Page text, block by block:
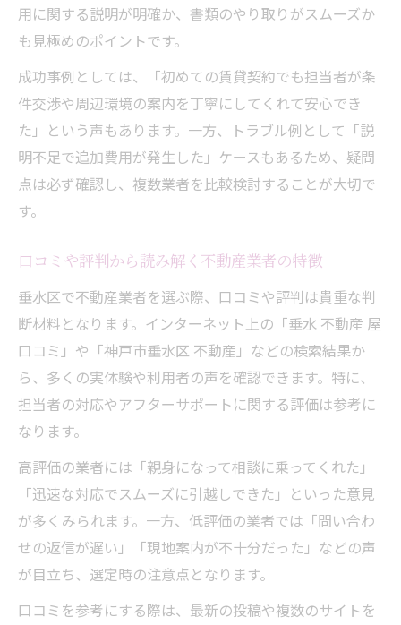
用に関する説明が明確か、書類のやり取りがスムーズか
も見極めのポイントです。
成功事例としては、「初めての賃貸契約でも担当者が条
件交渉や周辺環境の案内を丁寧にしてくれて安心でき
た」という声もあります。一方、トラブル例として「説
明不足で追加費用が発生した」ケースもあるため、疑問
点は必ず確認し、複数業者を比較検討することが大切で
す。
口コミや評判から読み解く不動産業者の特徴
垂水区で不動産業者を選ぶ際、口コミや評判は貴重な判
断材料となります。インターネット上の「垂水 不動産 屋
口コミ」や「神戸市垂水区 不動産」などの検索結果か
ら、多くの実体験や利用者の声を確認できます。特に、
担当者の対応やアフターサポートに関する評価は参考に
なります。
高評価の業者には「親身になって相談に乗ってくれた」
「迅速な対応でスムーズに引越しできた」といった意見
が多くみられます。一方、低評価の業者では「問い合わ
せの返信が遅い」「現地案内が不十分だった」などの声
が目立ち、選定時の注意点となります。
口コミを参考にする際は、最新の投稿や複数のサイトを